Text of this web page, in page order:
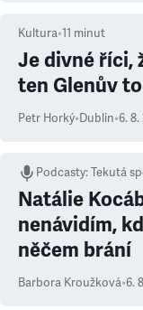
Kultura•11 minut
Je divné říci,
ten Glenův
Petr Horký•Dublin•6. 8.
Podcasty:Tekutá
Natálie
nenávidím,
něčem brání
Barbora Kroužková•6.